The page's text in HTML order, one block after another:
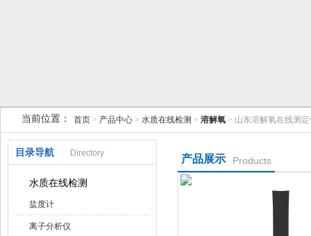
当前位置： 首页 > 产品中心 > 水质在线检测 > 溶解氧 > 山东溶解氧在线测
目录导航 Directory
水质在线检测
盐度计
离子分析仪
产品展示 Products